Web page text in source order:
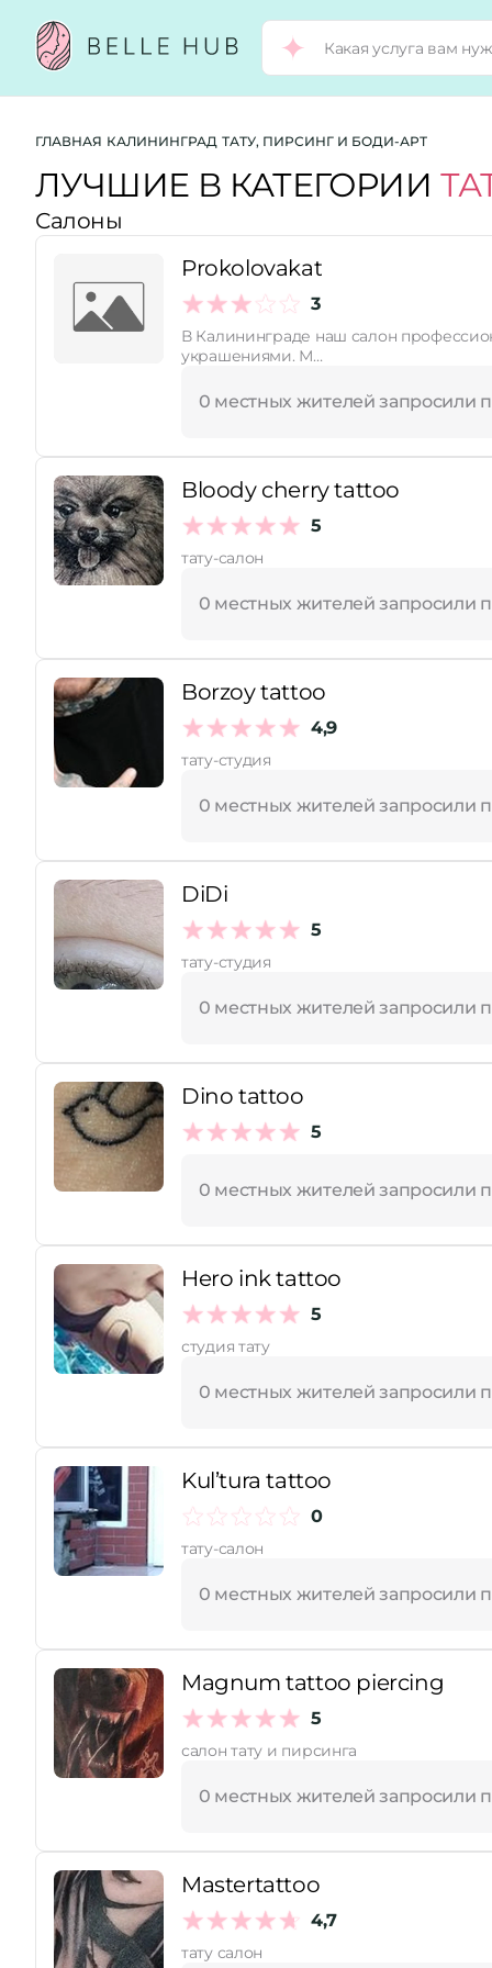
Город:
Категории:
Услуги:
Стоимость услуг:
Принимает сертификаты
ГЛАВНАЯ КАЛИНИНГРАД ТАТУ, ПИРСИНГ И БОДИ-АРТ
ЛУЧШИЕ В КАТЕГОРИИ
Салоны
Prokolovakat
3
В Калининграде наш салон
украшениями. М…
0 местных жителей запросили
Bloody cherry tattoo
5
тату-салон
0 местных жителей запросили
Borzoy tattoo
4,9
тату-студия
0 местных жителей запросили
DiDi
5
тату-студия
0 местных жителей запросили
Dino tattoo
5
0 местных жителей запросили
Hero ink tattoo
5
студия тату
0 местных жителей запросили
Kul’tura tattoo
0
тату-салон
0 местных жителей запросили
Magnum tattoo piercing
5
салон тату и пирсинга
0 местных жителей запросили
Mastertattoo
4,7
тату салон